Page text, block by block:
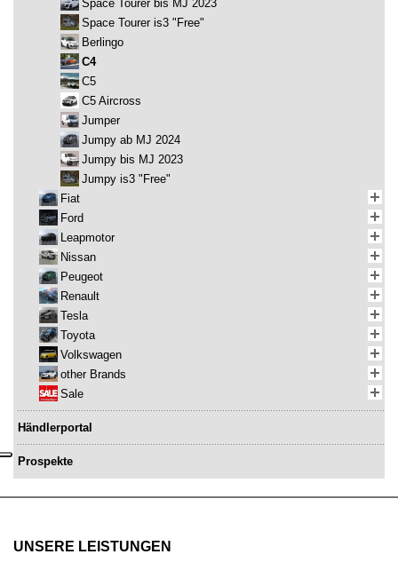
Space Tourer bis MJ 2023
Space Tourer is3 "Free"
Berlingo
C4
C5
C5 Aircross
Jumper
Jumpy ab MJ 2024
Jumpy bis MJ 2023
Jumpy is3 "Free"
Fiat
Ford
Leapmotor
Nissan
Peugeot
Renault
Tesla
Toyota
Volkswagen
other Brands
Sale
Händlerportal
Prospekte
UNSERE LEISTUNGEN